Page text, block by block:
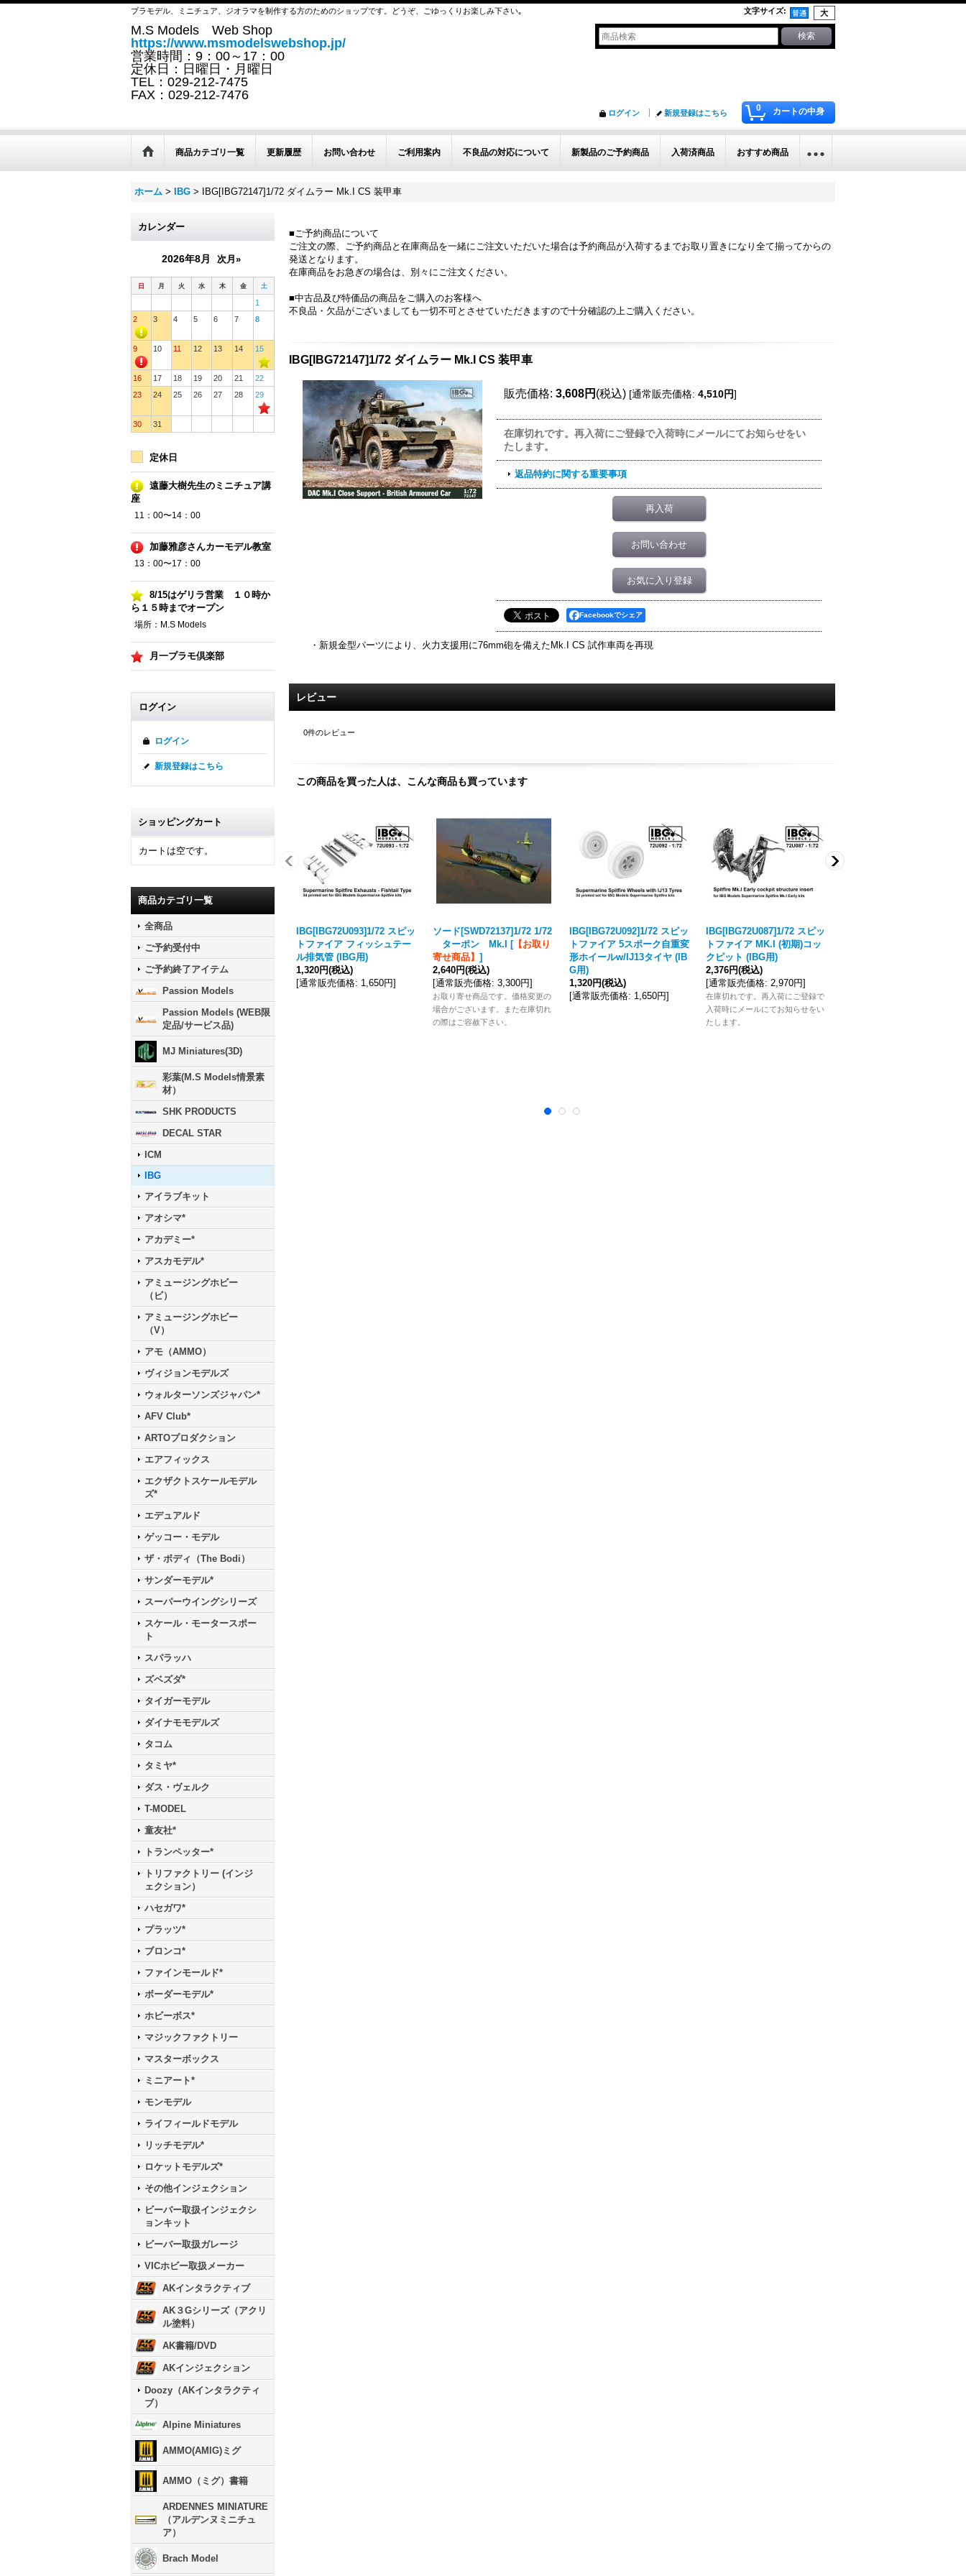
プラモデル、ミニチュア、ジオラマを制作する方のためのショップです。どうぞ、ごゆっくりお楽しみ下さい｡ 文字サイズ:
M.S Models Web Shop
https://www.msmodelswebshop.jp/
営業時間：9：00～17：00
定休日：日曜日・月曜日
TEL：029-212-7475
FAX：029-212-7476
0 カートの中身
ログイン 新規登録はこちら
商品カテゴリ一覧 更新履歴 お問い合わせ ご利用案内 不良品の対応について 新製品のご予約商品 入荷済商品 おすすめ商品
ホーム > IBG > IBG[IBG72147]1/72 ダイムラー Mk.I CS 装甲車
カレンダー
2026年8月 次月»
日 月 火 水 木 金 土
1
2
3 4 5 6 7 8
9 10 11 12 13 14 15
16 17 18 19 20 21
22
23
24 25 26 27 28 29
30 31
定休日
遠藤大樹先生のミニチュア講
座
11：00〜14：00
加藤雅彦さんカーモデル教室
13：00〜17：00
8/15はゲリラ営業 １０時か
ら１５時までオープン
場所：M.S Models
月一プラモ倶楽部
ログイン
ログイン
新規登録はこちら
ショッピングカート
カートは空です。
商品カテゴリ一覧
全商品
ご予約受付中
ご予約終了アイテム
Passion Models
Passion Models (WEB限
定品/サービス品)
MJ Miniatures(3D)
彩葉(M.S Models情景素
材）
SHK PRODUCTS
DECAL STAR
ICM
IBG
アイラブキット
アオシマ*
アカデミー*
アスカモデル*
アミュージングホビー
（ビ）
アミュージングホビー
（V）
アモ（AMMO）
ヴィジョンモデルズ
ウォルターソンズジャパン*
AFV Club*
ARTOプロダクション
エアフィックス
エクザクトスケールモデル
ズ*
エデュアルド
ゲッコー・モデル
ザ・ボディ（The Bodi）
サンダーモデル*
スーパーウイングシリーズ
スケール・モータースポー
ト
スパラッハ
ズベズダ*
タイガーモデル
ダイナモモデルズ
タコム
タミヤ*
ダス・ヴェルク
T-MODEL
童友社*
トランペッター*
トリファクトリー (インジ
ェクション）
ハセガワ*
プラッツ*
ブロンコ*
ファインモールド*
ボーダーモデル*
ホビーボス*
マジックファクトリー
マスターボックス
ミニアート*
モンモデル
ライフィールドモデル
リッチモデル*
ロケットモデルズ*
その他インジェクション
ビーバー取扱インジェクシ
ョンキット
ビーバー取扱ガレージ
VICホビー取扱メーカー
AKインタラクティブ
AK３Gシリーズ（アクリ
ル塗料）
AK書籍/DVD
AKインジェクション
Doozy（AKインタラクティ
ブ）
Alpine Miniatures
AMMO(AMIG)ミグ
AMMO（ミグ）書籍
ARDENNES MINIATURE
（アルデンヌミニチュ
ア）
Brach Model
■ご予約商品について
ご注文の際、ご予約商品と在庫商品を一緒にご注文いただいた場合は予約商品が入荷するまでお取り置きになり全て揃ってからの
発送となります。
在庫商品をお急ぎの場合は、別々にご注文ください。
■中古品及び特価品の商品をご購入のお客様へ
不良品・欠品がございましても一切不可とさせていただきますので十分確認の上ご購入ください。
IBG[IBG72147]1/72 ダイムラー Mk.I CS 装甲車
販売価格: 3,608円 (税込) [通常販売価格: 4,510円]
在庫切れです。再入荷にご登録で入荷時にメールにてお知らせをい
たします。
返品特約に関する重要事項
再入荷
お問い合わせ
お気に入り登録
Facebookでシェア
・新規金型パーツにより、火力支援用に76mm砲を備えたMk.I CS 試作車両を再現
レビュー
0件のレビュー
この商品を買った人は、こんな商品も買っています
IBG[IBG72U093]1/72 スピッ
トファイア フィッシュテー
ル排気管 (IBG用)
1,320円(税込)
[通常販売価格: 1,650円]
ソード[SWD72137]1/72 1/72
ターポン Mk.I
[【お取り
寄せ商品】 ]
2,640円(税込)
[通常販売価格: 3,300円]
お取り寄せ商品です。価格変更の
場合がございます。また在庫切れ
の際はご容赦下さい。
IBG[IBG72U092]1/72 スピッ
トファイア 5スポーク自重変
形ホイールw/IJ13タイヤ (IB
G用)
1,320円(税込)
[通常販売価格: 1,650円]
IBG[IBG72U087]1/72 スピッ
トファイア MK.I (初期)コッ
クピット (IBG用)
2,376円(税込)
[通常販売価格: 2,970円]
在庫切れです。再入荷にご登録で
入荷時にメールにてお知らせをい
たします。